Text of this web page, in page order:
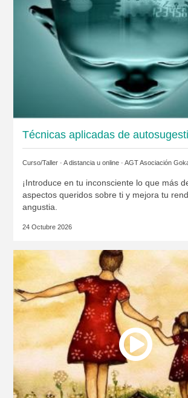
Técnicas aplicadas de
Curso/Taller · A distancia u online · AGT Asociación
¡Introduce en tu inconsciente lo que más
aspectos queridos sobre ti y mejora tu
angustia.
24 Octubre 2026